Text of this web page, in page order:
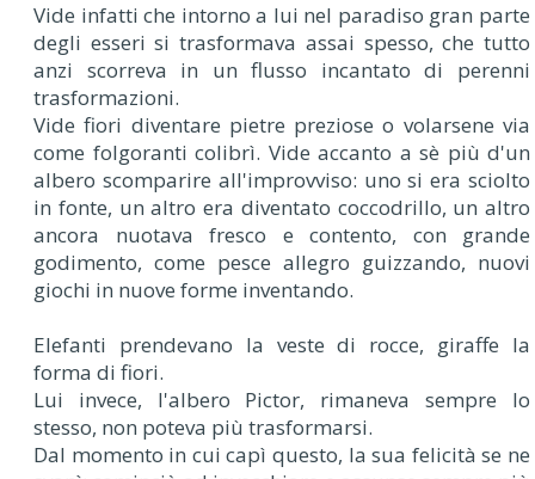
Vide infatti che intorno a lui nel paradiso gran parte
degli esseri si trasformava assai spesso, che tutto
anzi scorreva in un flusso incantato di perenni
trasformazioni.
Vide fiori diventare pietre preziose o volarsene via
come folgoranti colibrì. Vide accanto a sè più d'un
albero scomparire all'improvviso: uno si era sciolto
in fonte, un altro era diventato coccodrillo, un altro
ancora nuotava fresco e contento, con grande
godimento, come pesce allegro guizzando, nuovi
giochi in nuove forme inventando.
Elefanti prendevano la veste di rocce, giraffe la
forma di fiori.
Lui invece, l'albero Pictor, rimaneva sempre lo
stesso, non poteva più trasformarsi.
Dal momento in cui capì questo, la sua felicità se ne